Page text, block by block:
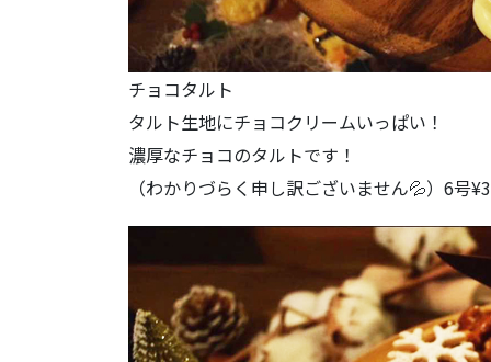
チョコタルト
タルト生地にチョコクリームいっぱい！
濃厚なチョコのタルトです！
（わかりづらく申し訳ございません💦）6号